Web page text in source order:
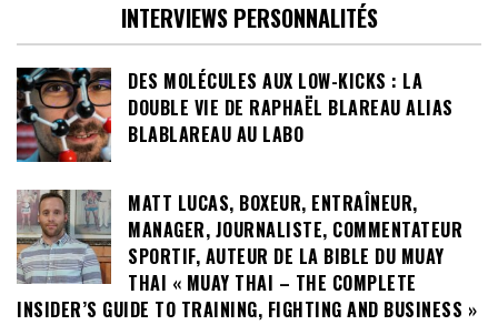
INTERVIEWS PERSONNALITÉS
DES MOLÉCULES AUX LOW-KICKS : LA
DOUBLE VIE DE RAPHAËL BLAREAU ALIAS
BLABLAREAU AU LABO
MATT LUCAS, BOXEUR, ENTRAÎNEUR,
MANAGER, JOURNALISTE, COMMENTATEUR
SPORTIF, AUTEUR DE LA BIBLE DU MUAY
THAI « MUAY THAI – THE COMPLETE
INSIDER’S GUIDE TO TRAINING, FIGHTING AND BUSINESS »